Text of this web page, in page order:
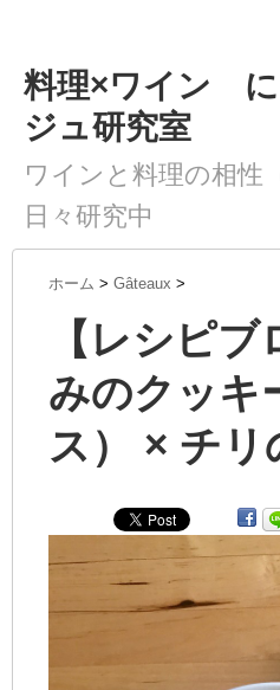
料理×ワイン に
ジュ研究室
ワインと料理の相性
日々研究中
ホーム > Gâteaux >
【レシピ
みのクッキ
ス） × チリ